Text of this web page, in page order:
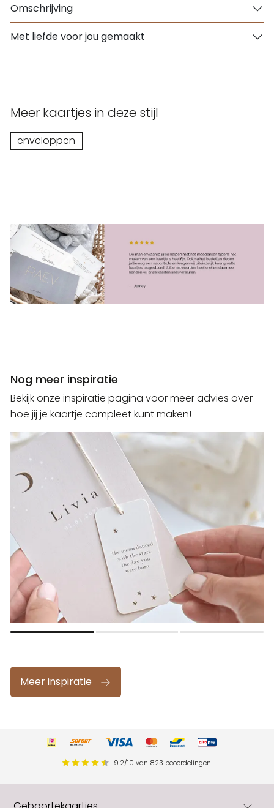
Omschrijving
Met liefde voor jou gemaakt
Meer kaartjes in deze stijl
enveloppen
Nog meer inspiratie
Bekijk onze inspiratie pagina voor meer advies over
hoe jij je kaartje compleet kunt maken!
Meer inspiratie
9.2/10 van 823 beoordelingen.